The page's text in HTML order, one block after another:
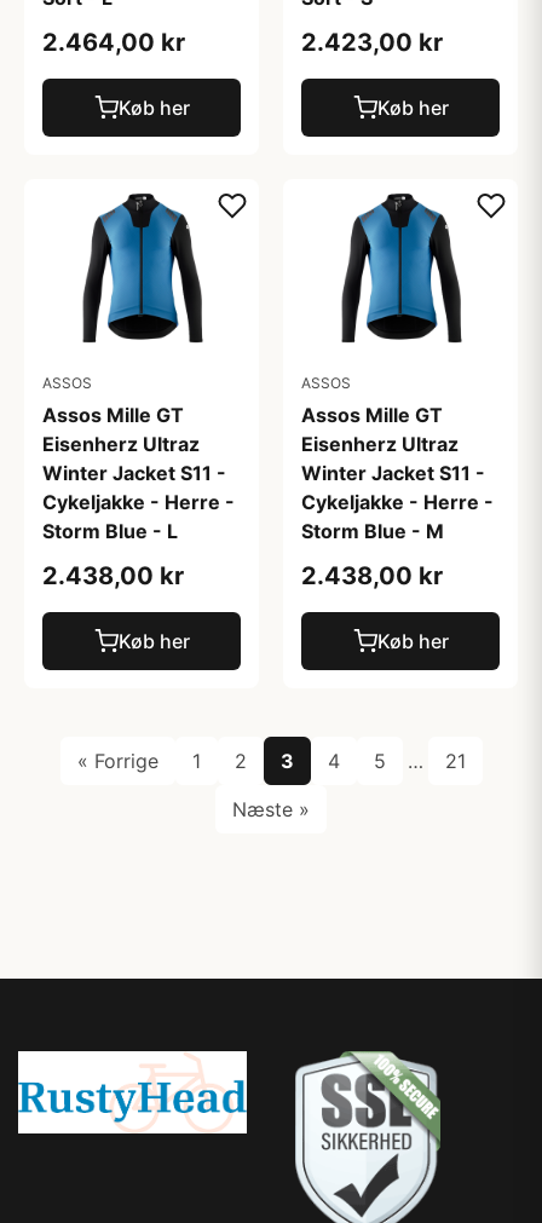
2.464,00 kr
Køb her
2.423,00 kr
Køb her
ASSOS
Assos Mille GT
Eisenherz Ultraz
Winter Jacket S11 -
Cykeljakke - Herre -
Storm Blue - L
2.438,00 kr
Køb her
ASSOS
Assos Mille GT
Eisenherz Ultraz
Winter Jacket S11 -
Cykeljakke - Herre -
Storm Blue - M
2.438,00 kr
Køb her
« Forrige 1 2 3 4 5 …
21
Næste »